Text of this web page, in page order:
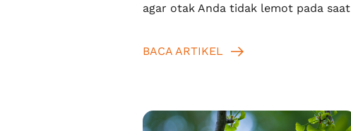
agar otak Anda tidak lemot pada saat
informasi tersebut dalam jangka
dapat belajar, […]
BACA ARTIKEL